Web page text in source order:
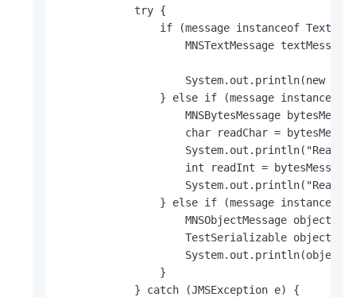
            try {
if (message instanceof
MNSTextMessage
System.out.println(new
} else if (message instanceof
MNSBytesMessage
char readChar =
System.out.println("Read
int readInt =
System.out.println("Read
} else if (message instanceof
MNSObjectMessage
TestSerializable object =
                }
            } catch (JMSException e) {